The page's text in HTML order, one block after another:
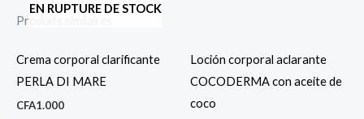
Produits similaires
EN RUPTURE DE STOCK
Crema corporal clarificante
PERLA DI MARE
CFA1.000
Loción corporal aclarante
COCODERMA con aceite de
coco